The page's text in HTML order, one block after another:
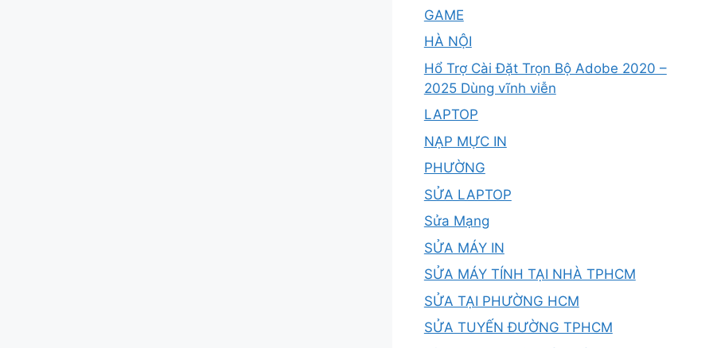
GAME
HÀ NỘI
Hổ Trợ Cài Đặt Trọn Bộ Adobe 2020 –
2025 Dùng vĩnh viễn
LAPTOP
NẠP MỰC IN
PHƯỜNG
SỬA LAPTOP
Sửa Mạng
SỬA MÁY IN
SỬA MÁY TÍNH TẠI NHÀ TPHCM
SỬA TẠI PHƯỜNG HCM
SỬA TUYẾN ĐƯỜNG TPHCM